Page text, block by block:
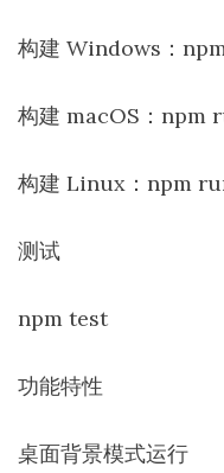
构建 Windows：
构建 macOS：npm
构建 Linux：npm
测试
npm test
功能特性
桌面背景模式运行